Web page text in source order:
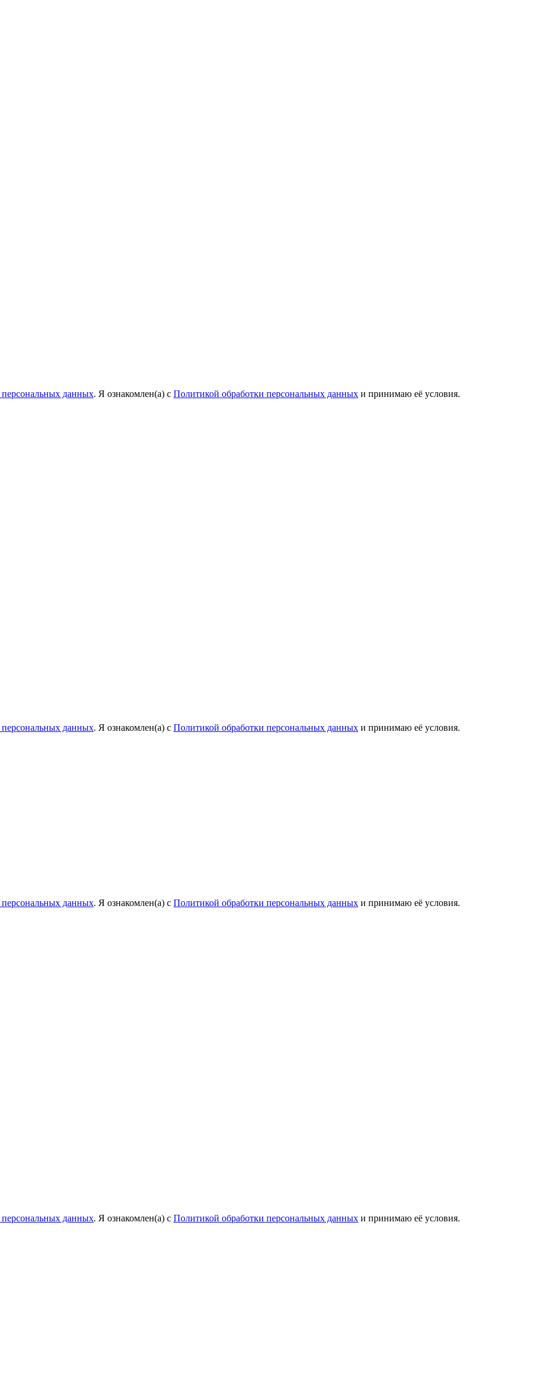
персональных данных. Я ознакомлен(а) с Политикой обработки персональных данных и принимаю её условия.
персональных данных. Я ознакомлен(а) с Политикой обработки персональных данных и принимаю её условия.
персональных данных. Я ознакомлен(а) с Политикой обработки персональных данных и принимаю её условия.
персональных данных. Я ознакомлен(а) с Политикой обработки персональных данных и принимаю её условия.